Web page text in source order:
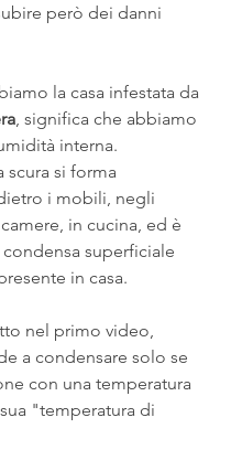
però dei danni
la casa infestata da
, significa che abbiamo
interna.
scura si forma
i mobili, negli
in cucina, ed è
condensa superficiale
in casa.
nel primo video,
a condensare solo se
con una temperatura
"temperatura di